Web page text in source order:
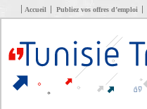
Accueil Publiez vos offres d’emploi